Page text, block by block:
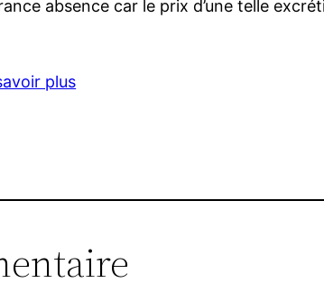
absence car le prix d’une telle
plus